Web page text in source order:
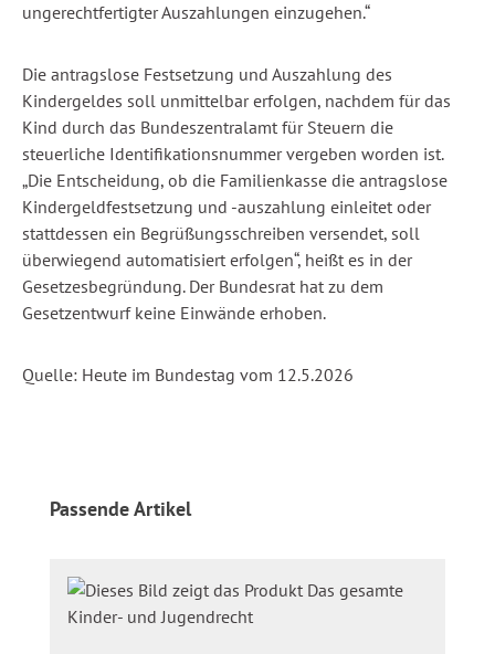
ungerechtfertigter Auszahlungen einzugehen.“
Die antragslose Festsetzung und Auszahlung des
Kindergeldes soll unmittelbar erfolgen, nachdem für das
Kind durch das Bundeszentralamt für Steuern die
steuerliche Identifikationsnummer vergeben worden ist.
„Die Entscheidung, ob die Familienkasse die antragslose
Kindergeldfestsetzung und -auszahlung einleitet oder
stattdessen ein Begrüßungsschreiben versendet, soll
überwiegend automatisiert erfolgen“, heißt es in der
Gesetzesbegründung. Der Bundesrat hat zu dem
Gesetzentwurf keine Einwände erhoben.
Quelle: Heute im Bundestag vom 12.5.2026
Produktgalerie überspringen
Passende Artikel